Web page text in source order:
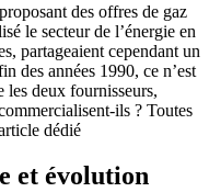
des offres de gaz
le secteur de l’énergie en
partageaient cependant un
des années 1990, ce n’est
les deux fournisseurs,
ils ? Toutes
dédié
et évolution